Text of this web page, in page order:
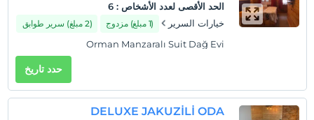
الحد الأقصى لعدد الأشخاص :
6
خيارات السرير
(1 مبلغ) مزدوج (2 مبلغ) سرير طوابق
Orman Manzaralı Suit Dağ Evi
حدد تاريخ
DELUXE JAKUZİLİ ODA